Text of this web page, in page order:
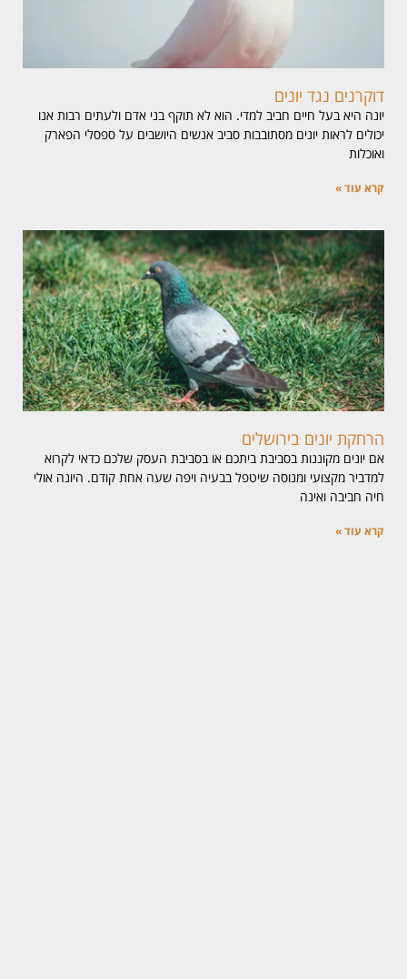
דוקרנים נגד יונים
יונה היא בעל חיים חביב למדי. הוא לא תוקף בני אדם ולעתים רבות אנו
יכולים לראות יונים מסתובבות סביב אנשים היושבים על ספסלי הפארק
ואוכלות
קרא עוד »
הרחקת יונים בירושלים
אם יונים מקוננות בסביבת ביתכם או בסביבת העסק שלכם כדאי לקרוא
למדביר מקצועי ומנוסה שיטפל בבעיה ויפה שעה אחת קודם. היונה אולי
חיה חביבה ואינה
קרא עוד »